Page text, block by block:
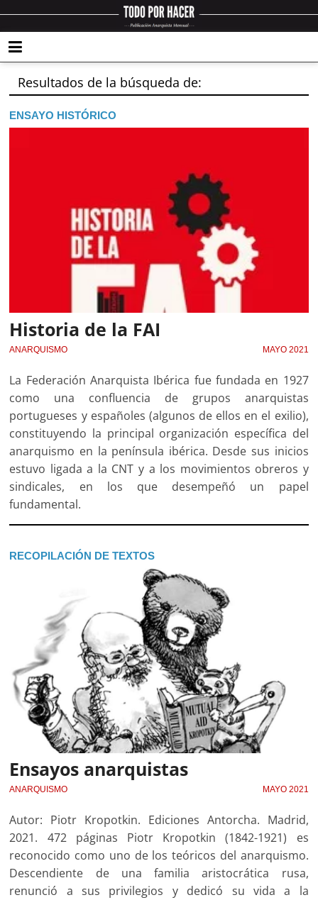
Resultados de la búsqueda de:
ENSAYO HISTÓRICO
Historia de la FAI
ANARQUISMO MAYO 2021
La Federación Anarquista Ibérica fue fundada en 1927
como una confluencia de grupos anarquistas
portugueses y españoles (algunos de ellos en el exilio),
constituyendo la principal organización específica del
anarquismo en la península ibérica. Desde sus inicios
estuvo ligada a la CNT y a los movimientos obreros y
sindicales, en los que desempeñó un papel
fundamental.
RECOPILACIÓN DE TEXTOS
Ensayos anarquistas
ANARQUISMO MAYO 2021
Autor: Piotr Kropotkin. Ediciones Antorcha. Madrid,
2021. 472 páginas Piotr Kropotkin (1842-1921) es
reconocido como uno de los teóricos del anarquismo.
Descendiente de una familia aristocrática rusa,
renunció a sus privilegios y dedicó su vida a la